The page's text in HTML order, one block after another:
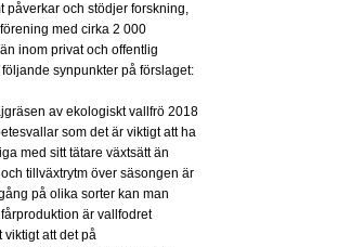
påverkar och stödjer forskning,
med cirka 2 000
inom privat och offentlig
synpunkter på förslaget:
av ekologiskt vallfrö 2018
som det är viktigt att ha
med sitt tätare växtsätt än
tillväxtrytm över säsongen är
på olika sorter kan man
är vallfodret
viktigt att det på